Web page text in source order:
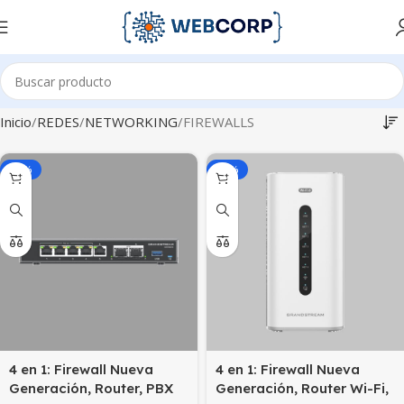
Inicio REDES NETWORKING FIREWALLS
-44%
4 en 1: Firewall Nueva
Generación, Router, PBX
-44%
4 en 1: Firewall Nueva
Generación, Router Wi-Fi,